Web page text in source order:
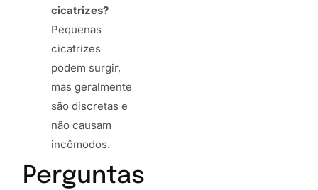
cicatrizes?
Pequenas
cicatrizes
podem surgir,
mas geralmente
são discretas e
não causam
incômodos.
Perguntas